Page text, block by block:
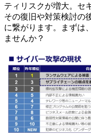
ティリスクが増大。セ
その復旧や対策検討の
に繋がります。まずは
ませんか？